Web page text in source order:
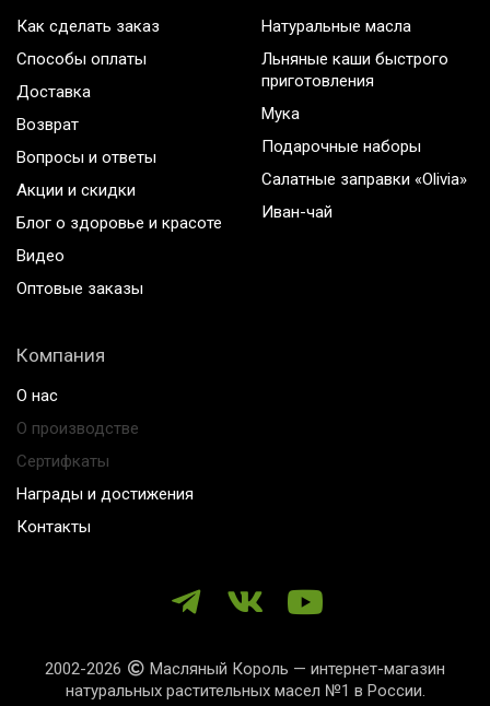
Как сделать заказ
Способы оплаты
Доставка
Возврат
Вопросы и ответы
Акции и скидки
Блог о здоровье и красоте
Видео
Оптовые заказы
Натуральные масла
Льняные каши быстрого
приготовления
Мука
Подарочные наборы
Салатные заправки «Olivia»
Иван-чай
Компания
О нас
О производстве
Сертифкаты
Награды и достижения
Контакты
2002-2026
Масляный Король — интернет-магазин
натуральных растительных масел №1 в России.